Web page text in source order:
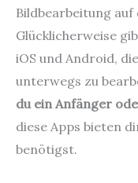
Bildbearbeitung
Glücklicherweise
iOS und Android,
unterwegs zu
du ein Anfänger
diese Apps bieten
benötigst.